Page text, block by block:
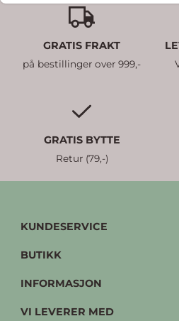
GRATIS FRAKT
på bestillinger over 999,-
GRATIS BYTTE
Retur (79,-)
KUNDESERVICE
E-post:
3086 Holmestrand
BUTIKK
Kjøpsvilkår
Personvern
INFORMASJON
Bytte og retur
VI LEVERER MED